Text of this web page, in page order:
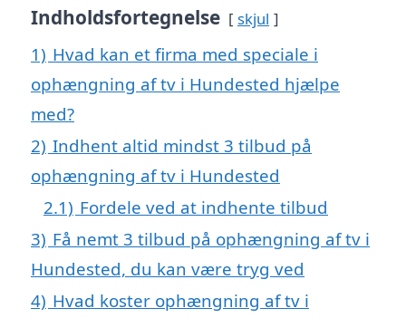
Indholdsfortegnelse skjul
1) Hvad kan et firma med speciale i
ophængning af tv i Hundested hjælpe
med?
2) Indhent altid mindst 3 tilbud på
ophængning af tv i Hundested
2.1) Fordele ved at indhente tilbud
3) Få nemt 3 tilbud på ophængning af tv i
Hundested, du kan være tryg ved
4) Hvad koster ophængning af tv i